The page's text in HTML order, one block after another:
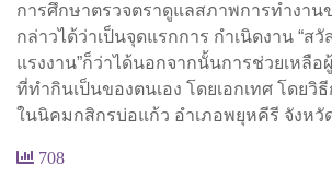
การศึกษาตรวจตราดูแลสภาพการทำงาน
กล่าวได้ว่าเป็นจุดแรกการ กำเนิดงาน “ส
แรงงาน”ก็ว่าได้นอกจากนั้นการช่วยเหลือ
ที่ทำกินเป็นของตนเอง โดยเอกเทศ โดยวิ
ในนิคมกสิกรบ่อแก้ว อำเภอพยุหคีรี จังหวั
708